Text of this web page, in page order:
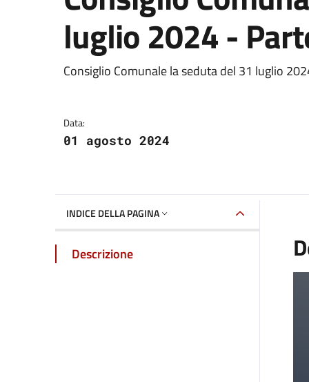
luglio 2024 -
Dettaglio della
Consiglio Comunale la seduta del 31 luglio
Data:
01 agosto 2024
INDICE DELLA PAGINA
Descrizione